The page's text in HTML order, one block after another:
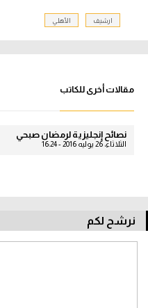
ارشيف الأهلي
مقالات أخرى للكاتب
نصائح إنجليزية لرمضان صبحي
الثلاثاء، 26 يوليه 2016 - 16:24
نرشح لكم